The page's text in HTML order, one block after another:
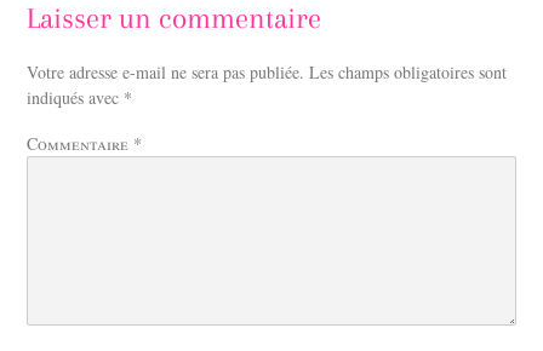
Laisser un commentaire
Votre adresse e-mail ne sera pas publiée. Les champs obligatoires sont
indiqués avec *
Commentaire *